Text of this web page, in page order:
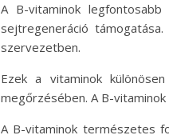
A B-vitaminok
sejtregeneráció
szervezetben.
Ezek a vitaminok
megőrzésében. A B-
A B-vitaminok természetes